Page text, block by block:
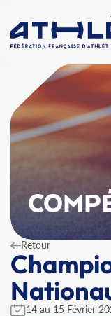
Retour
14 au 15 Février